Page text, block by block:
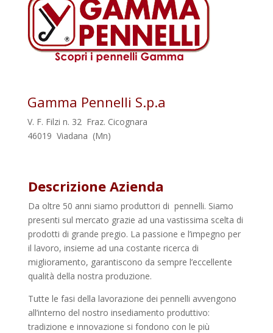
Gamma Pennelli S.p.a
V. F. Filzi n. 32 Fraz. Cicognara
46019 Viadana (Mn)
Descrizione Azienda
Da oltre 50 anni siamo produttori di pennelli. Siamo
presenti sul mercato grazie ad una vastissima scelta di
prodotti di grande pregio. La passione e l’impegno per
il lavoro, insieme ad una costante ricerca di
miglioramento, garantiscono da sempre l’eccellente
qualità della nostra produzione.
Tutte le fasi della lavorazione dei pennelli avvengono
all’interno del nostro insediamento produttivo:
tradizione e innovazione si fondono con le più